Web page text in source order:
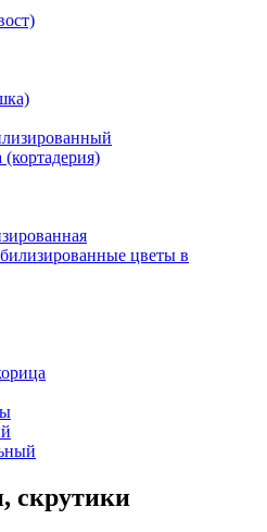
цветы в
скрутики